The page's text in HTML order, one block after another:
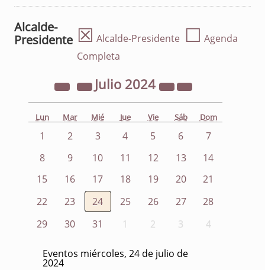
Alcalde-
Presidente ☒ Alcalde-Presidente ☐ Agenda
Completa
Julio 2024
Lun Mar Mié Jue Vie Sáb Dom
1 2 3 4 5 6
7
8
9 10 11 12 13
14
15
16 17 18 19 20
21
22
23 24 25 26 27
28
29
30 31 1 2 3 4
Eventos miércoles, 24 de julio de
2024